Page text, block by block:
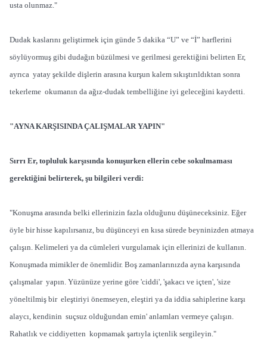
usta olunmaz."
Dudak kaslarını geliştirmek için günde 5 dakika “U” ve “İ” harflerini
söylüyormuş gibi dudağın büzülmesi ve gerilmesi gerektiğini belirten Er,
ayrıca yatay şekilde dişlerin arasına kurşun kalem sıkıştırıldıktan sonra
tekerleme okumanın da ağız-dudak tembelliğine iyi geleceğini kaydetti.
"AYNA KARŞISINDA ÇALIŞMALAR YAPIN"
Sırrı Er, topluluk karşısında konuşurken ellerin cebe sokulmaması
gerektiğini belirterek, şu bilgileri verdi:
"Konuşma arasında belki ellerinizin fazla olduğunu düşüneceksiniz. Eğer
öyle bir hisse kapılırsanız, bu düşünceyi en kısa sürede beyninizden atmaya
çalışın. Kelimeleri ya da cümleleri vurgulamak için ellerinizi de kullanın.
Konuşmada mimikler de önemlidir. Boş zamanlarınızda ayna karşısında
çalışmalar yapın. Yüzünüze yerine göre 'ciddi', 'şakacı ve içten', 'size
yöneltilmiş bir eleştiriyi önemseyen, eleştiri ya da iddia sahiplerine karşı
alaycı, kendinin suçsuz olduğundan emin' anlamları vermeye çalışın.
Rahatlık ve ciddiyetten kopmamak şartıyla içtenlik sergileyin."